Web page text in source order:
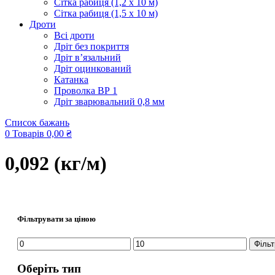
Сітка рабиця (1,2 x 10 м)
Сітка рабиця (1,5 x 10 м)
Дроти
Всі дроти
Дріт без покриття
Дріт в’язальний
Дріт оцинкований
Катанка
Проволка ВР 1
Дріт зварювальний 0,8 мм
Список бажань
0 Товарів 0,00 ₴
0,092 (кг/м)
Фільтрувати за ціною
Мінімальна
ціна
Найбільша
ціна
Оберіть тип